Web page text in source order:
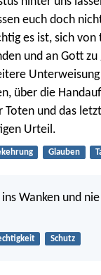
euch doch
es ist, sich von
und an Gott
über die
Toten und das
Urteil.
Glauben
Wanken und
Schutz